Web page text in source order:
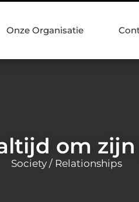
Onze Organisatie
om
Society / Relationships